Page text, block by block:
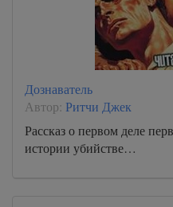
Дознаватель
Автор: Ритчи Джек
Рассказ о первом деле
истории убийстве…